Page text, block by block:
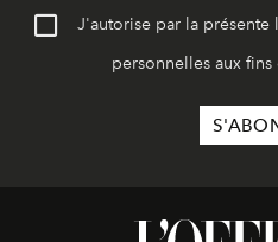
J'autorise par la présente
personnelles aux fins